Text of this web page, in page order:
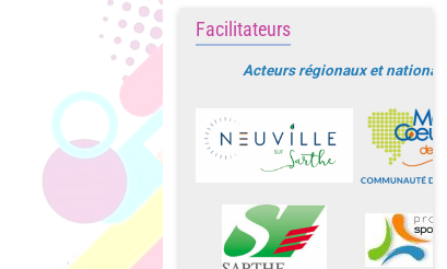
Facilitateurs
Acteurs régionaux et nationaux